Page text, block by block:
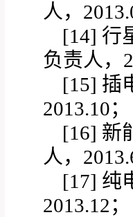
人，
[14] 行
负责人，
[15] 插
2013.10；
[16] 新
人，
[17] 纯
2013.12；